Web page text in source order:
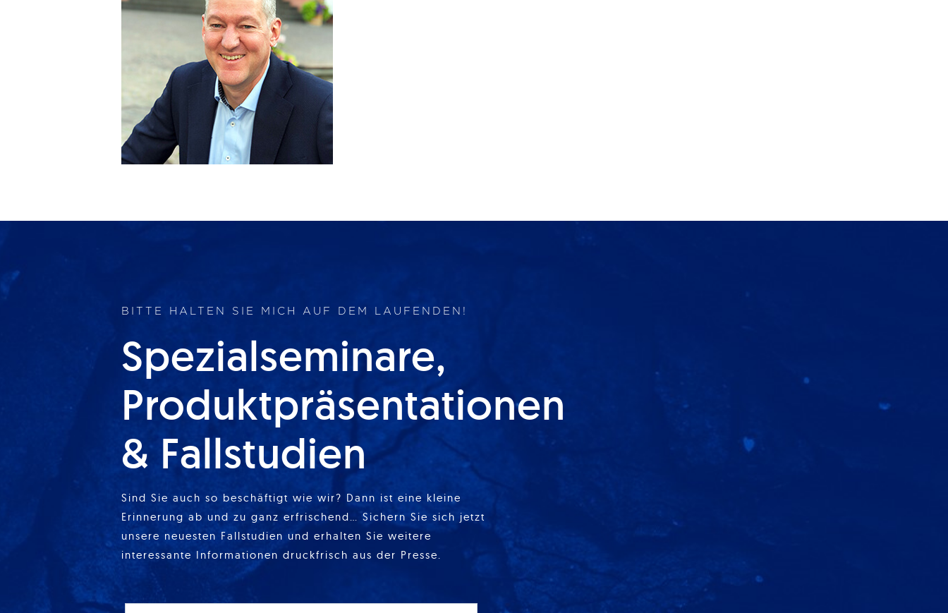
BITTE HALTEN SIE MICH AUF DEM LAUFENDEN!
Spezialseminare,
Produktpräsentationen
& Fallstudien
Sind Sie auch so beschäftigt wie wir? Dann ist eine kleine
Erinnerung ab und zu ganz erfrischend… Sichern Sie sich jetzt
unsere neuesten Fallstudien und erhalten Sie weitere
interessante Informationen druckfrisch aus der Presse.